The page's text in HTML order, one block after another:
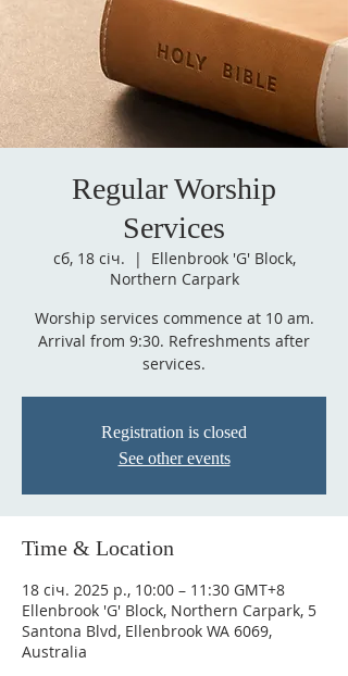
Regular Worship
Services
сб, 18 січ.
  |
Ellenbrook 'G' Block,
Northern Carpark
Worship services commence at 10 am.
Arrival from 9:30. Refreshments after
services.
Registration is closed
See other events
Time & Location
18 січ. 2025 р., 10:00 – 11:30 GMT+8
Ellenbrook 'G' Block, Northern Carpark, 5
Santona Blvd, Ellenbrook WA 6069,
Australia